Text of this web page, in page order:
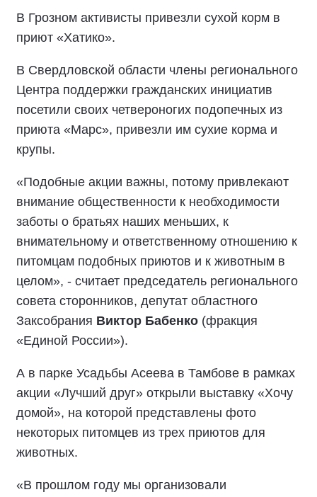
В Грозном активисты привезли сухой корм в
приют «Хатико».
В Свердловской области члены регионального
Центра поддержки гражданских инициатив
посетили своих четвероногих подопечных из
приюта «Марс», привезли им сухие корма и
крупы.
«Подобные акции важны, потому привлекают
внимание общественности к необходимости
заботы о братьях наших меньших, к
внимательному и ответственному отношению к
питомцам подобных приютов и к животным в
целом», - считает председатель регионального
совета сторонников, депутат областного
Заксобрания Виктор Бабенко (фракция
«Единой России»).
А в парке Усадьбы Асеева в Тамбове в рамках
акции «Лучший друг» открыли выставку «Хочу
домой», на которой представлены фото
некоторых питомцев из трех приютов для
животных.
«В прошлом году мы организовали